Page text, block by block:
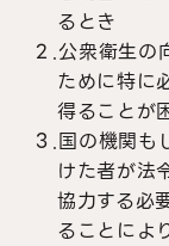
るとき
２.公衆衛生の
ために特に
得ることが
３.国の機関も
けた者が法
協力する必
ることによ